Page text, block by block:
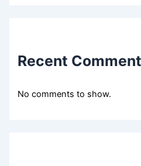
Recent
No comments to show.